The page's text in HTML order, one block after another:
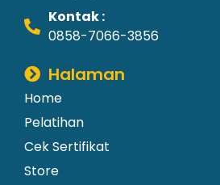
Kontak :
0858-7066-3856
Halaman
Home
Pelatihan
Cek Sertifikat
Store